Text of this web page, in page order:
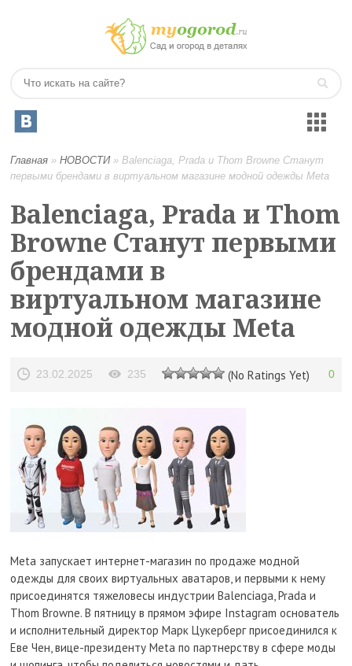
Главная »НОВОСТИ»Balenciaga, Prada и Thom Browne Станут
первыми брендами в виртуальном магазине модной одежды Meta
Balenciaga, Prada и Thom
Browne Станут первыми
брендами в
виртуальном магазине
модной одежды Meta
23.02.2025 235 (No Ratings Yet) 0
Meta запускает интернет-магазин по продаже модной
одежды для своих виртуальных аватаров, и первыми к нему
присоединятся тяжеловесы индустрии Balenciaga, Prada и
Thom Browne. В пятницу в прямом эфире Instagram основатель
и исполнительный директор Марк Цукерберг присоединился к
Еве Чен, вице-президенту Meta по партнерству в сфере моды